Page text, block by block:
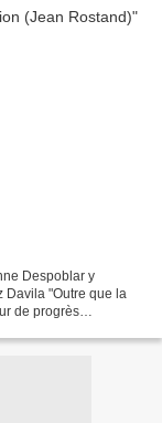
Despoblar y
Davila "Outre que la
de progrès